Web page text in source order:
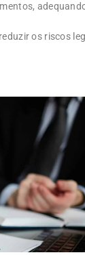
os riscos